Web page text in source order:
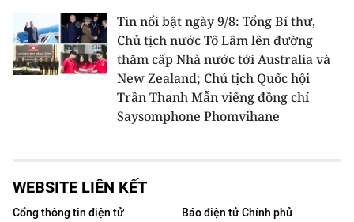
Tin nổi bật ngày 9/8: Tổng Bí thư,
Chủ tịch nước Tô Lâm lên đường
thăm cấp Nhà nước tới Australia và
New Zealand; Chủ tịch Quốc hội
Trần Thanh Mẫn viếng đồng chí
Saysomphone Phomvihane
WEBSITE LIÊN KẾT
Cổng thông tin điện tử
Báo điện tử Chính phủ